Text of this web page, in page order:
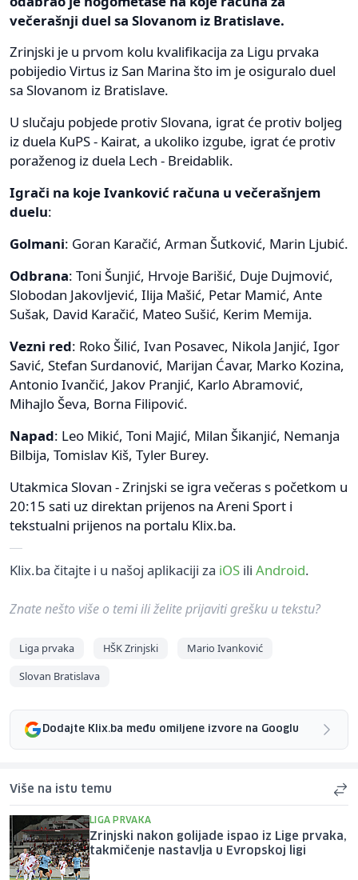
večerašnji duel sa Slovanom iz Bratislave.
Zrinjski je u prvom kolu kvalifikacija za Ligu prvaka
pobijedio Virtus iz San Marina što im je osiguralo duel
sa Slovanom iz Bratislave.
U slučaju pobjede protiv Slovana, igrat će protiv boljeg
iz duela KuPS - Kairat, a ukoliko izgube, igrat će protiv
poraženog iz duela Lech - Breidablik.
Igrači na koje Ivanković računa u večerašnjem
duelu:
Golmani: Goran Karačić, Arman Šutković, Marin Ljubić.
Odbrana: Toni Šunjić, Hrvoje Barišić, Duje Dujmović,
Slobodan Jakovljević, Ilija Mašić, Petar Mamić, Ante
Sušak, David Karačić, Mateo Sušić, Kerim Memija.
Vezni red: Roko Šilić, Ivan Posavec, Nikola Janjić, Igor
Savić, Stefan Surdanović, Marijan Ćavar, Marko Kozina,
Antonio Ivančić, Jakov Pranjić, Karlo Abramović,
Mihajlo Ševa, Borna Filipović.
Napad: Leo Mikić, Toni Majić, Milan Šikanjić, Nemanja
Bilbija, Tomislav Kiš, Tyler Burey.
Utakmica Slovan - Zrinjski se igra večeras s početkom u
20:15 sati uz direktan prijenos na Areni Sport i
tekstualni prijenos na portalu Klix.ba.
Klix.ba čitajte i u našoj aplikaciji za iOS ili Android.
Znate nešto više o temi ili želite prijaviti grešku u tekstu?
Liga prvaka HŠK Zrinjski
Mario Ivanković
Slovan Bratislava
Dodajte Klix.ba među omiljene izvore na Googlu
Više na istu temu
LIGA PRVAKA
Zrinjski nakon golijade ispao iz Lige prvaka,
takmičenje nastavlja u Evropskoj ligi